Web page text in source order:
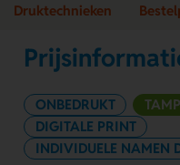
Druktechnieken
ONBEDRUKT
DIGITALE PRINT
INDIVIDUELE NAMEN